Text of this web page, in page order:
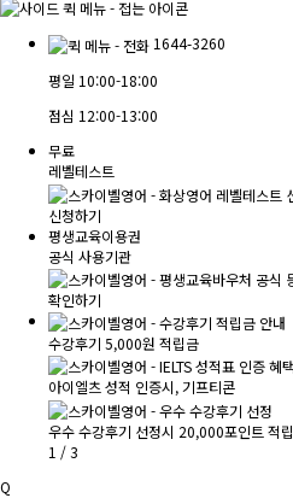
1644-3260
평일 10:00-18:00
점심 12:00-13:00
무료
레벨테스트
신청하기
평생교육이용권
공식 사용기관
확인하기
수강후기 5,000원 적립금
아이엘츠 성적 인증시, 기프티콘
우수 수강후기 선정시 20,000포인트 적립
1 /3
Q